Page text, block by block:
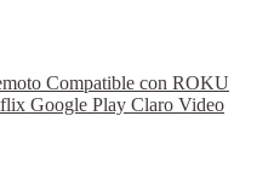
Compatible con ROKU
Google Play Claro Video